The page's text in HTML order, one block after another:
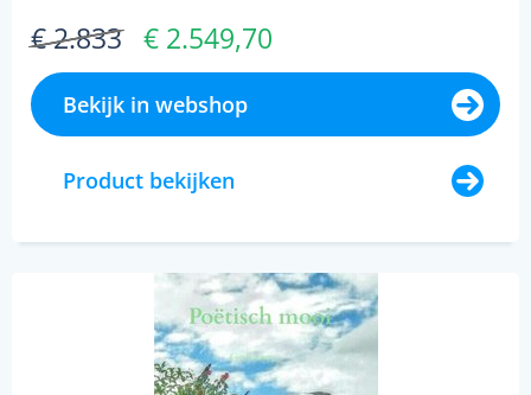
€ 2.833 € 2.549,70
Bekijk in webshop
Product bekijken